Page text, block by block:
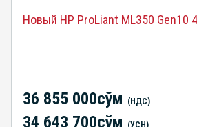
Новый HP ProLiant ML350 Gen10
36 855 000сўм (НДС)
34 643 700сўм